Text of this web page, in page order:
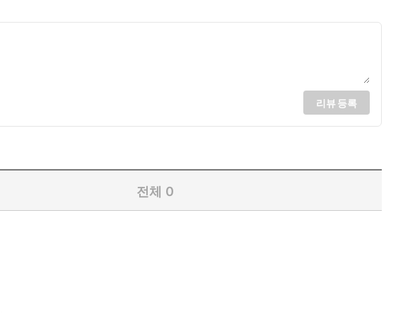
리뷰 등록
전체 0